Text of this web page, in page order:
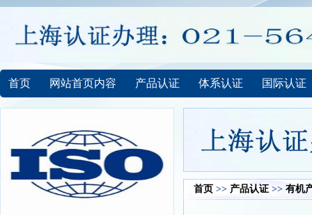
首页 网站首页内容 产品认证 体系认证 国际认证
首页 >> 产品认证 >> 有机